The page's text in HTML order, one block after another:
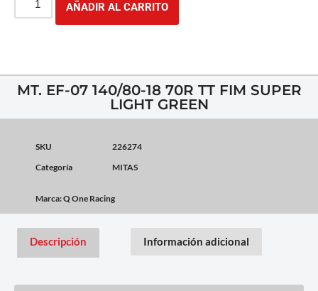
AÑADIR AL CARRITO
MT. EF-07 140/80-18 70R TT FIM SUPER
LIGHT GREEN
SKU
226274
Categoría
MITAS
Marca:Q One Racing
Descripción Información adicional